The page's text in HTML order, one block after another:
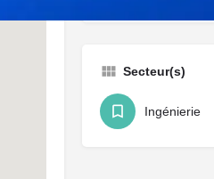
Secteur(s)
Ingénierie